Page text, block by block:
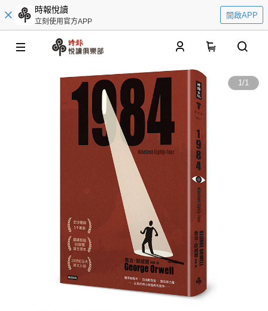
時報悅讀
立刻使用官方APP
開啟APP
1/1